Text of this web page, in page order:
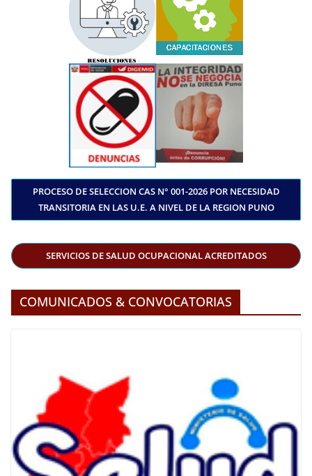
PROCESO DE SELECCION CAS N° 001-2026 POR NECESIDAD
TRANSITORIA EN LAS U.E. A NIVEL DE LA REGION PUNO
SERVICIOS DE SALUD OCUPACIONAL ACREDITADOS
COMUNICADOS & CONVOCATORIAS